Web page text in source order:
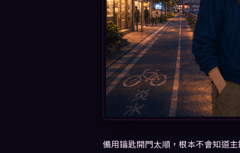
備用鑰匙開門太順，根本不會知道